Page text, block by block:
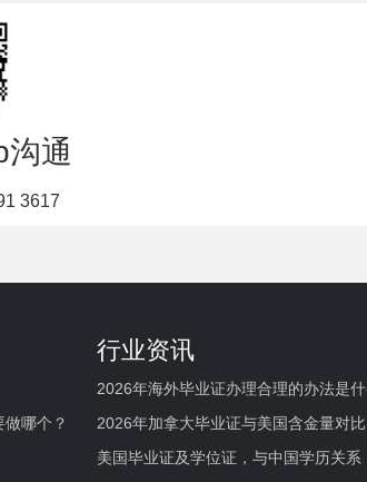
通
3617
哪个？
行业资讯
2026年海外毕业证办理合理的办法是
2026年加拿大毕业证与美国含金量对比
美国毕业证及学位证，与中国学历关系